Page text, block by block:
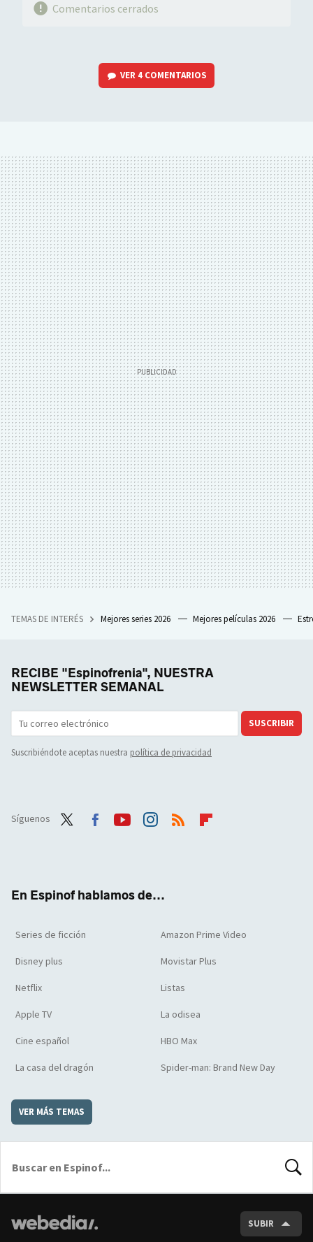
Comentarios cerrados
VER 4 COMENTARIOS
TEMAS DE INTERÉS Mejores series 2026 Mejores películas 2026
RECIBE "Espinofrenia", NUESTRA
NEWSLETTER SEMANAL
SUSCRIBIR
Suscribiéndote aceptas nuestra política de privacidad
Síguenos
En Espinof hablamos de...
Series de ficción Amazon Prime Video
Disney plus Movistar Plus
Netflix Listas
Apple TV La odisea
Cine español HBO Max
La casa del dragón Spider-man: Brand New Day
VER MÁS TEMAS
SUBIR